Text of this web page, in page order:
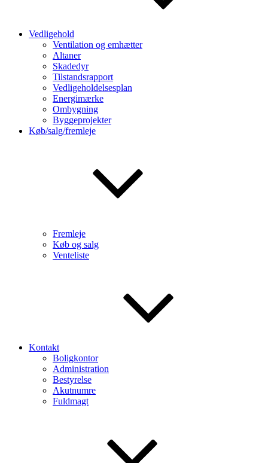
Vedligehold
Ventilation og emhætter
Altaner
Skadedyr
Tilstandsrapport
Vedligeholdelsesplan
Energimærke
Ombygning
Byggeprojekter
Køb/salg/fremleje
Fremleje
Køb og salg
Venteliste
Kontakt
Boligkontor
Administration
Bestyrelse
Akutnumre
Fuldmagt